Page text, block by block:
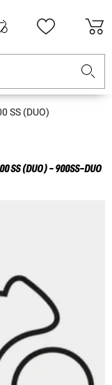
SS (DUO)
SS (DUO) - 900SS-DUO